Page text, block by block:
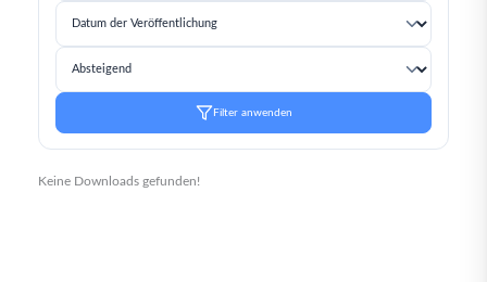
Filter anwenden
Keine Downloads gefunden!